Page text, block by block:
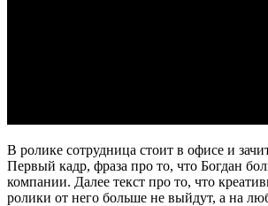
В ролике сотрудница стоит в офисе и
Первый кадр, фраза про то, что Богдан
компании. Далее текст про то, что
ролики от него больше не выйдут, а на